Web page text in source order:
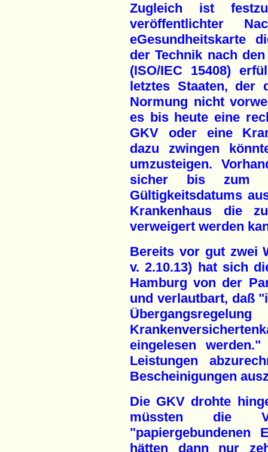
Zugleich ist
veröffentlichter
eGesundheitskarte
der Technik nach
(ISO/IEC 15408)
letztes Staaten, der
Normung nicht
es bis heute eine
GKV oder eine
dazu zwingen
umzusteigen.
sicher bis zum
Gültigkeitsdatums
Krankenhaus die
verweigert werden
Bereits vor gut zwei
v. 2.10.13) hat sich
Hamburg von der
und verlautbart, daß
eingelesen
Leistungen
Bescheinigungen
Die GKV drohte
müssten die
"papiergebundenen
hätten dann nur